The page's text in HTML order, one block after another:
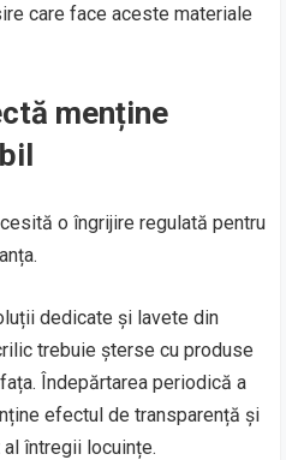
care face aceste materiale
menține
o îngrijire regulată pentru
dedicate și lavete din
trebuie șterse cu produse
Îndepărtarea periodică a
efectul de transparență și
întregii locuințe.